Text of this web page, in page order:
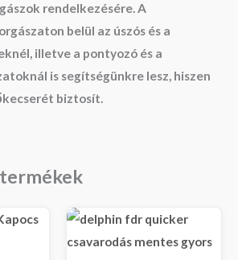
rendelkezésére. A
belül az úszós és a
, illetve a pontyozó és a
is segítségünkre lesz, hiszen
biztosít.